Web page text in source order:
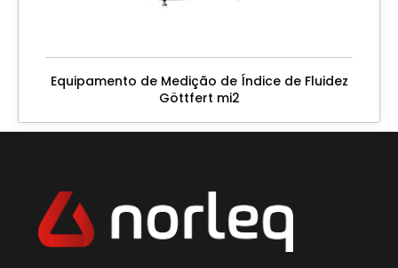
Equipamento de Medição de Índice de Fluidez
Göttfert mi2